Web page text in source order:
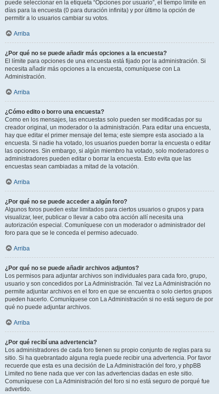
puede seleccionar en la etiqueta “Opciones por usuario”, el tiempo límite en
días para la encuesta (0 para duración infinita) y por último la opción de
permitir a lo usuarios cambiar su votos.
Arriba
¿Por qué no se puede añadir más opciones a la encuesta?
El límite para opciones de una encuesta está fijado por la administración. Si
necesita añadir más opciones a la encuesta, comuníquese con La
Administración.
Arriba
¿Cómo edito o borro una encuesta?
Como en los mensajes, las encuestas solo pueden ser modificadas por su
creador original, un moderador o la administración. Para editar una encuesta,
hay que editar el primer mensaje del tema; este siempre esta asociado a la
encuesta. Si nadie ha votado, los usuarios pueden borrar la encuesta o editar
las opciones. Sin embargo, si algún miembro ha votado, solo moderadores o
administradores pueden editar o borrar la encuesta. Esto evita que las
encuestas sean cambiadas a mitad de la votación.
Arriba
¿Por qué no se puede acceder a algún foro?
Algunos foros pueden estar limitados para ciertos usuarios o grupos y para
visualizar, leer, publicar o llevar a cabo otra acción allí necesita una
autorización especial. Comuníquese con un moderador o administrador del
foro para que se le conceda el permiso adecuado.
Arriba
¿Por qué no se puede añadir archivos adjuntos?
Los permisos para adjuntar archivos son individuales para cada foro, grupo,
usuario y son concedidos por La Administración. Tal vez La Administración no
permite adjuntar archivos en el foro en que se encuentra o solo ciertos grupos
pueden hacerlo. Comuníquese con La Administración si no está seguro de por
qué no puede adjuntar archivos.
Arriba
¿Por qué recibí una advertencia?
Los administradores de cada foro tienen su propio conjunto de reglas para su
sitio. Si ha quebrantado alguna regla puede recibir una advertencia. Por favor
recuerde que esta es una decisión de La Administración del foro, y phpBB
Limited no tiene nada que ver con las advertencias dadas en este sitio.
Comuníquese con La Administración del foro si no está seguro de porqué fue
advertido.